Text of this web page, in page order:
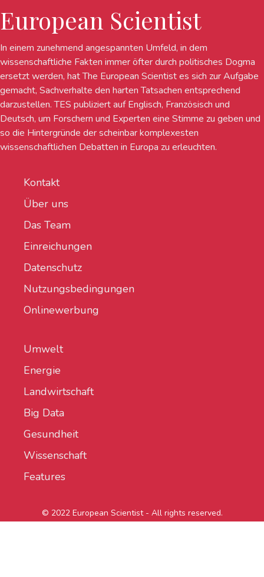
European Scientist
In einem zunehmend angespannten Umfeld, in dem
wissenschaftliche Fakten immer öfter durch politisches Dogma
ersetzt werden, hat The European Scientist es sich zur Aufgabe
gemacht, Sachverhalte den harten Tatsachen entsprechend
darzustellen. TES publiziert auf Englisch, Französisch und
Deutsch, um Forschern und Experten eine Stimme zu geben und
so die Hintergründe der scheinbar komplexesten
wissenschaftlichen Debatten in Europa zu erleuchten.
Kontakt
Über uns
Das Team
Einreichungen
Datenschutz
Nutzungsbedingungen
Onlinewerbung
Umwelt
Energie
Landwirtschaft
Big Data
Gesundheit
Wissenschaft
Features
© 2022 European Scientist - All rights reserved.